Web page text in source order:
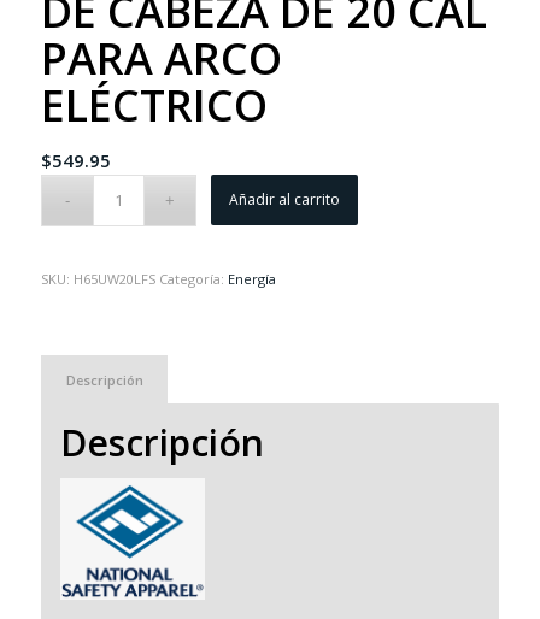
PARA ARCO
ELÉCTRICO
$549.95
Añadir al carrito
SKU: H65UW20LFS Categoría: Energía
Descripción
Descripción